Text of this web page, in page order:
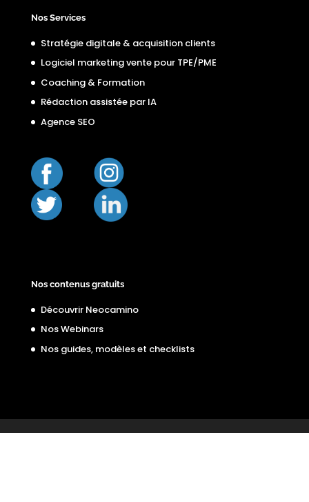
Nos Services
Stratégie digitale & acquisition clients
Logiciel marketing vente pour TPE/PME
Coaching & Formation
Rédaction assistée par IA
Agence SEO
Nos contenus gratuits
Découvrir Neocamino
Nos Webinars
Nos guides, modèles et checklists